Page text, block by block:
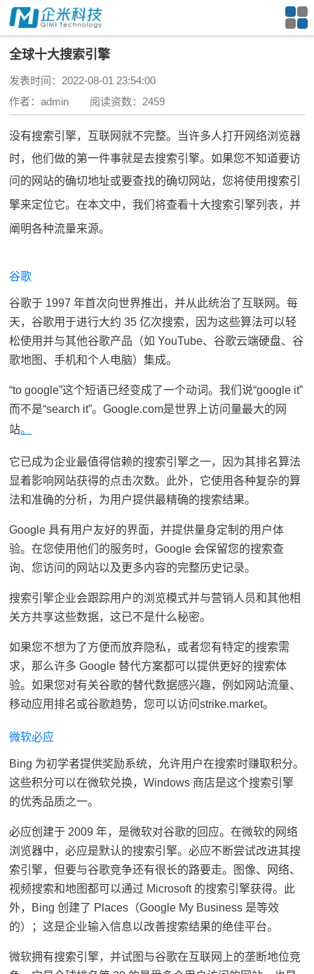
全球十大搜索引擎
发表时间：2022-08-01 23:54:00
作者：admin 阅读资数：2459
没有搜索引擎，互联网就不完整。当许多人打开网络浏览器
时，他们做的第一件事就是去搜索引擎。如果您不知道要访
问的网站的确切地址或要查找的确切网站，您将使用搜索引
擎来定位它。在本文中，我们将查看十大搜索引擎列表，并
阐明各种流量来源。
谷歌
谷歌于 1997 年首次向世界推出，并从此统治了互联网。每
天，谷歌用于进行大约 35 亿次搜索，因为这些算法可以轻
松使用并与其他谷歌产品（如 YouTube、谷歌云端硬盘、谷
歌地图、手机和个人电脑）集成。
“to google”这个短语已经变成了一个动词。我们说“google it”
而不是“search it”。Google.com是世界上访问量最大的网
站。
它已成为企业最值得信赖的搜索引擎之一，因为其排名算法
显着影响网站获得的点击次数。此外，它使用各种复杂的算
法和准确的分析，为用户提供最精确的搜索结果。
Google 具有用户友好的界面，并提供量身定制的用户体
验。在您使用他们的服务时，Google 会保留您的搜索查
询、您访问的网站以及更多内容的完整历史记录。
搜索引擎企业会跟踪用户的浏览模式并与营销人员和其他相
关方共享这些数据，这已不是什么秘密。
如果您不想为了方便而放弃隐私，或者您有特定的搜索需
求，那么许多 Google 替代方案都可以提供更好的搜索体
验。如果您对有关谷歌的替代数据感兴趣，例如网站流量、
移动应用排名或谷歌趋势，您可以访问strike.market。
微软必应
Bing 为初学者提供奖励系统，允许用户在搜索时赚取积分。
这些积分可以在微软兑换，Windows 商店是这个搜索引擎
的优秀品质之一。
必应创建于 2009 年，是微软对谷歌的回应。在微软的网络
浏览器中，必应是默认的搜索引擎。必应不断尝试改进其搜
索引擎，但要与谷歌竞争还有很长的路要走。图像、网络、
视频搜索和地图都可以通过 Microsoft 的搜索引擎获得。此
外，Bing 创建了 Places（Google My Business 是等效
的）；这是企业输入信息以改善搜索结果的绝佳平台。
微软拥有搜索引擎，并试图与谷歌在互联网上的垄断地位竞